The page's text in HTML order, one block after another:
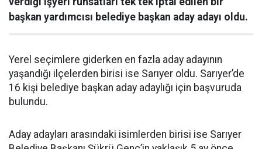
başkan yardımcısı belediye başkan aday adayı oldu.
Yerel seçimlere giderken en fazla aday adayının
yaşandığı ilçelerden birisi ise Sarıyer oldu. Sarıyer’de
16 kişi belediye başkan aday adaylığı için başvuruda
bulundu.
Aday adayları arasındaki isimlerden birisi ise Sarıyer